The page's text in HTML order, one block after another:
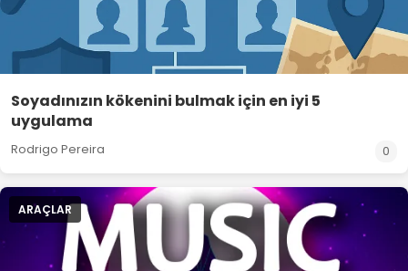
Soyadınızın kökenini bulmak için en iyi 5
uygulama
Rodrigo Pereira 0
ARAÇLAR